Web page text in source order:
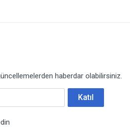
haberdar olabilirsiniz.
Katıl